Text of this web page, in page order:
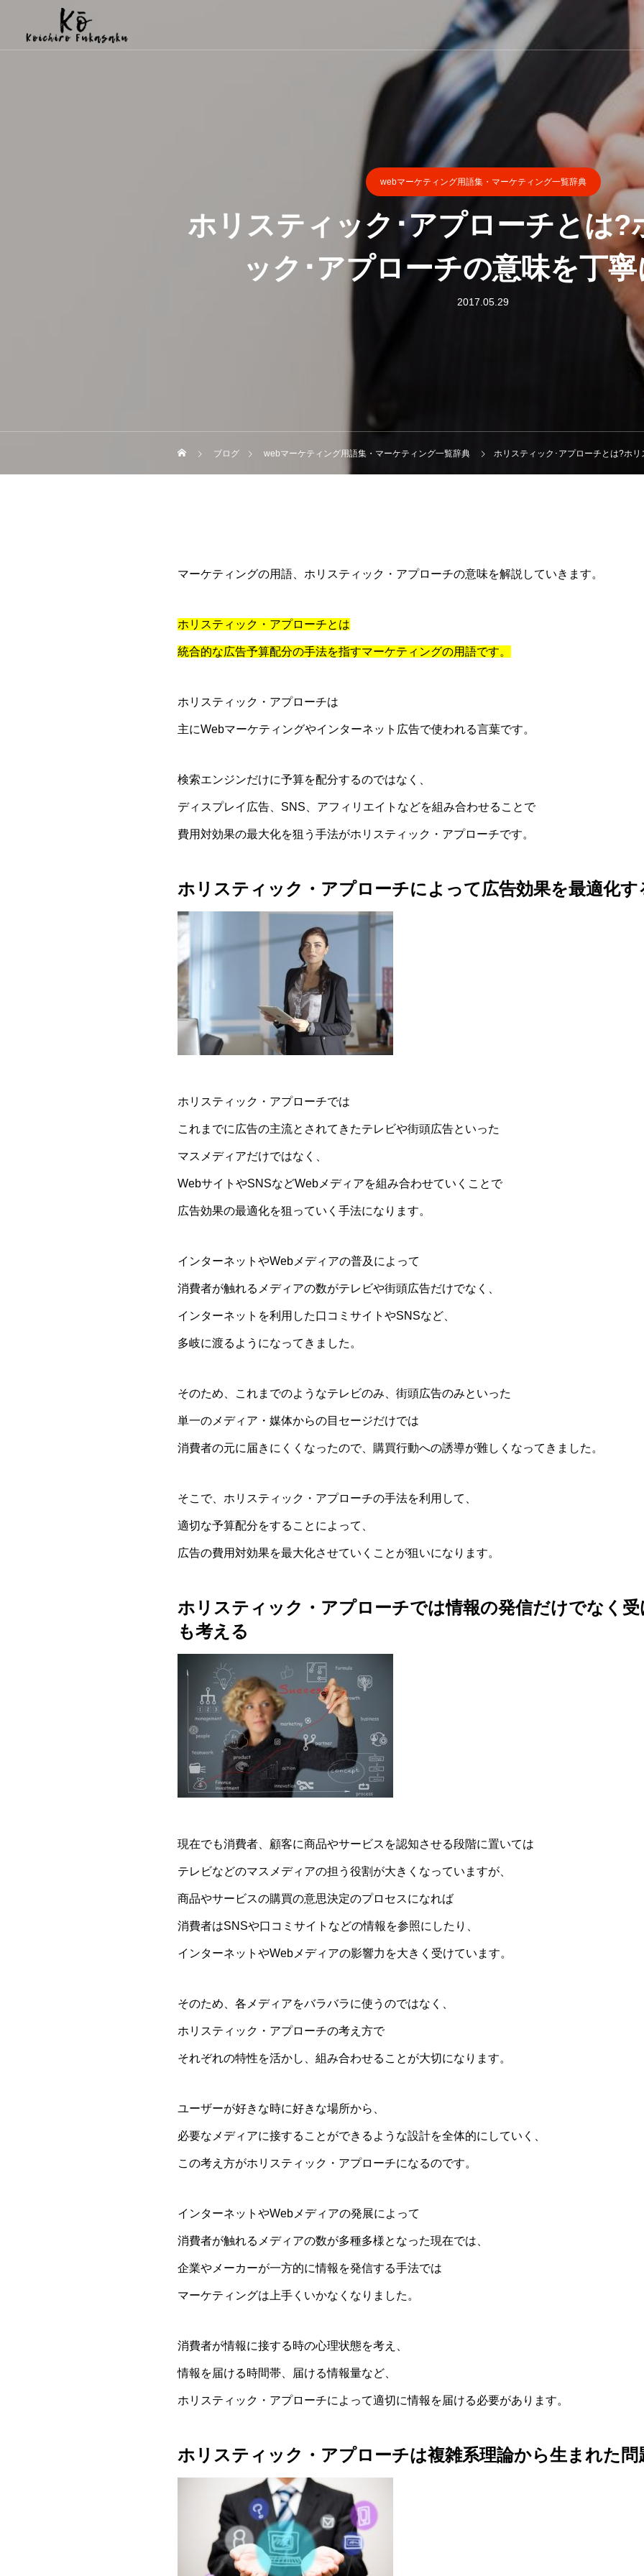
webマーケティング用語集・マーケティング一覧辞典
ホリスティック･アプローチとは?
ック･アプローチの意味を丁
2017.05.29
ブログ webマーケティング用語集・マーケティング一覧辞典 ホリスティック･アプローチとは?ホリス
マーケティングの用語、ホリスティック・アプローチの意味を解説していきます。
ホリスティック・アプローチとは
統合的な広告予算配分の手法を指すマーケティングの用語です。
ホリスティック・アプローチは
主にWebマーケティングやインターネット広告で使われる言葉です。
検索エンジンだけに予算を配分するのではなく、
ディスプレイ広告、SNS、アフィリエイトなどを組み合わせることで
費用対効果の最大化を狙う手法がホリスティック・アプローチです。
ホリスティック・アプローチによって広告効果を最適化す
ホリスティック・アプローチでは
これまでに広告の主流とされてきたテレビや街頭広告といった
マスメディアだけではなく、
WebサイトやSNSなどWebメディアを組み合わせていくことで
広告効果の最適化を狙っていく手法になります。
インターネットやWebメディアの普及によって
消費者が触れるメディアの数がテレビや街頭広告だけでなく、
インターネットを利用した口コミサイトやSNSなど、
多岐に渡るようになってきました。
そのため、これまでのようなテレビのみ、街頭広告のみといった
単一のメディア・媒体からの目セージだけでは
消費者の元に届きにくくなったので、購買行動への誘導が難しくなってきました。
そこで、ホリスティック・アプローチの手法を利用して、
適切な予算配分をすることによって、
広告の費用対効果を最大化させていくことが狙いになります。
ホリスティック・アプローチでは情報の発信だけでなく
も考える
現在でも消費者、顧客に商品やサービスを認知させる段階に置いては
テレビなどのマスメディアの担う役割が大きくなっていますが、
商品やサービスの購買の意思決定のプロセスになれば
消費者はSNSや口コミサイトなどの情報を参照にしたり、
インターネットやWebメディアの影響力を大きく受けています。
そのため、各メディアをバラバラに使うのではなく、
ホリスティック・アプローチの考え方で
それぞれの特性を活かし、組み合わせることが大切になります。
ユーザーが好きな時に好きな場所から、
必要なメディアに接することができるような設計を全体的にしていく、
この考え方がホリスティック・アプローチになるのです。
インターネットやWebメディアの発展によって
消費者が触れるメディアの数が多種多様となった現在では、
企業やメーカーが一方的に情報を発信する手法では
マーケティングは上手くいかなくなりました。
消費者が情報に接する時の心理状態を考え、
情報を届ける時間帯、届ける情報量など、
ホリスティック・アプローチによって適切に情報を届ける必要があります。
ホリスティック・アプローチは複雑系理論から生まれた問